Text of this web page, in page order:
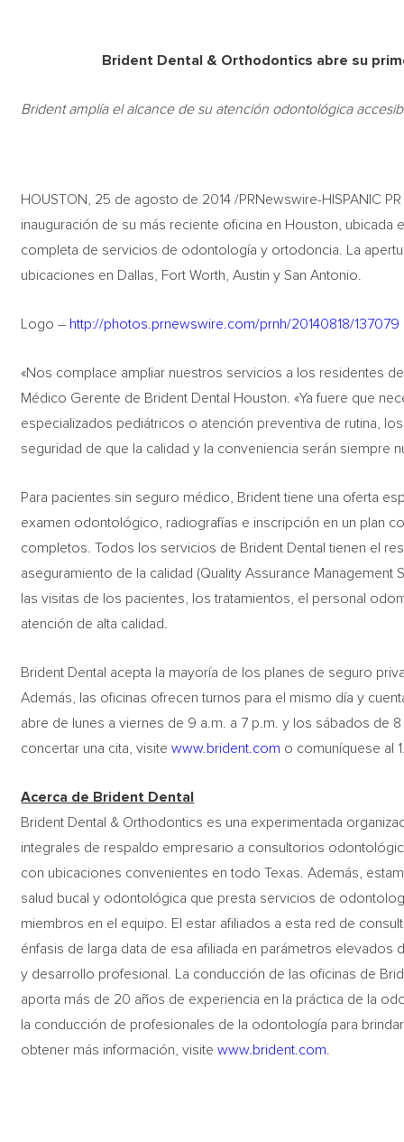
Brident Dental & Orthodontics abre su
Brident amplía el alcance de su atención odontológica
HOUSTON, 25 de agosto de 2014 /PRNewswire-HISPANIC
inauguración de su más reciente oficina en Houston, ubicada
completa de servicios de odontología y ortodoncia. La
ubicaciones en Dallas, Fort Worth, Austin y San Antonio.
Logo – http://photos.prnewswire.com/prnh/20140818/137079
«Nos complace ampliar nuestros servicios a los residentes
Médico Gerente de Brident Dental Houston. «Ya fuere que
especializados pediátricos o atención preventiva de rutina,
seguridad de que la calidad y la conveniencia serán siempre
Para pacientes sin seguro médico, Brident tiene una oferta
examen odontológico, radiografías e inscripción en un plan
completos. Todos los servicios de Brident Dental tienen el
aseguramiento de la calidad (Quality Assurance
las visitas de los pacientes, los tratamientos, el personal
atención de alta calidad.
Brident Dental acepta la mayoría de los planes de seguro
Además, las oficinas ofrecen turnos para el mismo día y
abre de lunes a viernes de 9 a.m. a 7 p.m. y los sábados de
concertar una cita, visitewww.brident.com o comuníquese al
Acerca de Brident Dental
Brident Dental & Orthodontics es una experimentada
integrales de respaldo empresario a consultorios
con ubicaciones convenientes en todo Texas. Además,
salud bucal y odontológica que presta servicios de
miembros en el equipo. El estar afiliados a esta red de
énfasis de larga data de esa afiliada en parámetros
y desarrollo profesional. La conducción de las oficinas de
aporta más de 20 años de experiencia en la práctica de la
la conducción de profesionales de la odontología para
obtener más información, visitewww.brident.com